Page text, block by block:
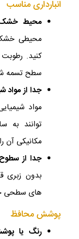
انبارداری مناسب
محیط
محیطی
کنید.
سطح تسمه
جدا از مواد
مواد
توانند به
مکانیکی آن
جدا از
بدون زبری
‌های سطحی
پوشش محافظ
رنگ یا